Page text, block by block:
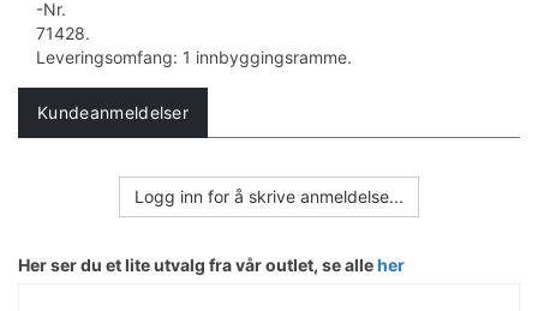
-Nr.
71428.
Leveringsomfang: 1 innbyggingsramme.
Kundeanmeldelser
Logg inn for å skrive anmeldelse...
Her ser du et lite utvalg fra vår outlet, se alleher